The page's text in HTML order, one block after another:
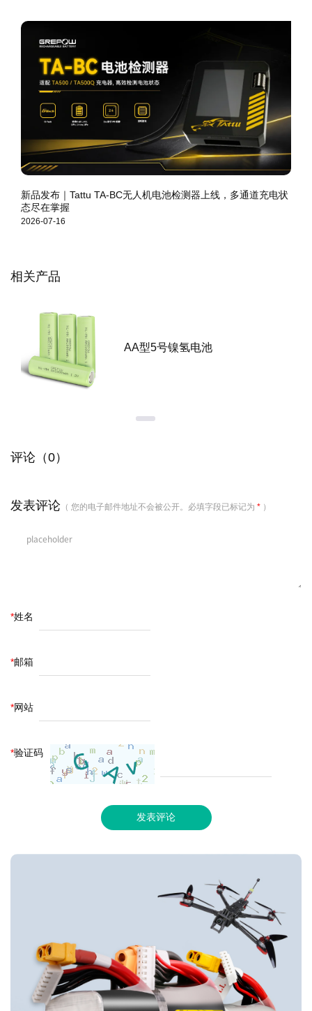
新品发布｜Tattu TA-BC无人机电池检测器上线，多通道充电状
态尽在掌握
2026-07-16
相关产品
镍氢电池
评论（0）
发表评论 （ 您的电子邮件地址不会被公开。必填字段已标记为 * ）
*姓名
*邮箱
*网站
*验证码
发表评论